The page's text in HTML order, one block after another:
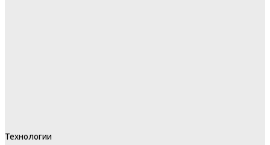
Технологии